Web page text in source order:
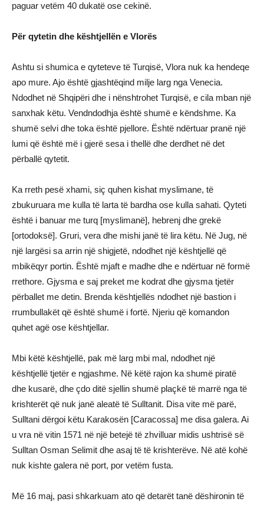
paguar vetëm 40 dukatë ose cekinë.
Për qytetin dhe kështjellën e Vlorës
Ashtu si shumica e qyteteve të Turqisë, Vlora nuk ka hendeqe
apo mure. Ajo është gjashtëqind milje larg nga Venecia.
Ndodhet në Shqipëri dhe i nënshtrohet Turqisë, e cila mban një
sanxhak këtu. Vendndodhja është shumë e këndshme. Ka
shumë selvi dhe toka është pjellore. Është ndërtuar pranë një
lumi që është më i gjerë sesa i thellë dhe derdhet në det
përballë qytetit.
Ka rreth pesë xhami, siç quhen kishat myslimane, të
zbukuruara me kulla të larta të bardha ose kulla sahati. Qyteti
është i banuar me turq [myslimanë], hebrenj dhe grekë
[ortodoksë]. Gruri, vera dhe mishi janë të lira këtu. Në Jug, në
një largësi sa arrin një shigjetë, ndodhet një kështjellë që
mbikëqyr portin. Është mjaft e madhe dhe e ndërtuar në formë
rrethore. Gjysma e saj preket me kodrat dhe gjysma tjetër
përballet me detin. Brenda kështjellës ndodhet një bastion i
rrumbullakët që është shumë i fortë. Njeriu që komandon
quhet agë ose kështjellar.
Mbi këtë kështjellë, pak më larg mbi mal, ndodhet një
kështjellë tjetër e ngjashme. Në këtë rajon ka shumë piratë
dhe kusarë, dhe çdo ditë sjellin shumë plaçkë të marrë nga të
krishterët që nuk janë aleatë të Sulltanit. Disa vite më parë,
Sulltani dërgoi këtu Karakosën [Caracossa] me disa galera. Ai
u vra në vitin 1571 në një betejë të zhvilluar midis ushtrisë së
Sulltan Osman Selimit dhe asaj të të krishterëve. Në atë kohë
nuk kishte galera në port, por vetëm fusta.
Më 16 maj, pasi shkarkuam ato që detarët tanë dëshironin të